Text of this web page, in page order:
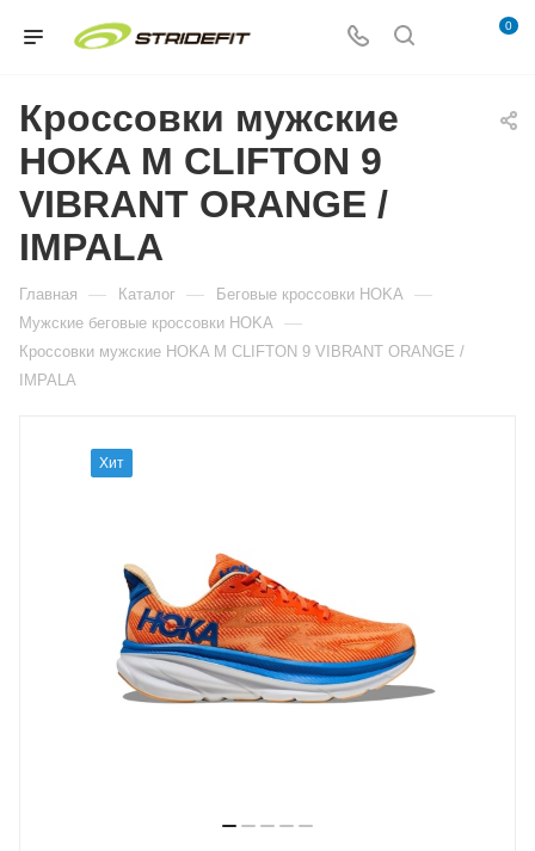
0
Кроссовки мужские
HOKA M CLIFTON 9
VIBRANT ORANGE /
IMPALA
Главная — Каталог — Беговые кроссовки HOKA —
Мужские беговые кроссовки HOKA —
Кроссовки мужские HOKA M CLIFTON 9 VIBRANT ORANGE /
IMPALA
Хит